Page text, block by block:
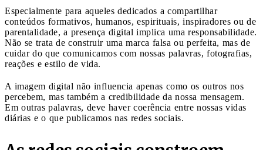
Especialmente para aqueles dedicados a compartilhar
conteúdos formativos, humanos, espirituais, inspiradores ou de
parentalidade, a presença digital implica uma responsabilidade.
Não se trata de construir uma marca falsa ou perfeita, mas de
cuidar do que comunicamos com nossas palavras, fotografias,
reações e estilo de vida.
A imagem digital não influencia apenas como os outros nos
percebem, mas também a credibilidade da nossa mensagem.
Em outras palavras, deve haver coerência entre nossas vidas
diárias e o que publicamos nas redes sociais.